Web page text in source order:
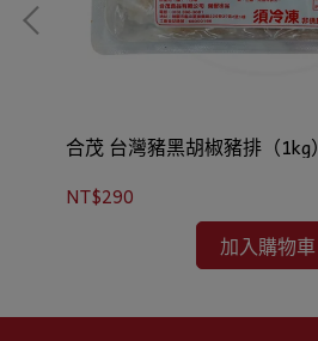
合茂 台灣豬黑胡椒豬排（1kg）
NT$290
加入購物車